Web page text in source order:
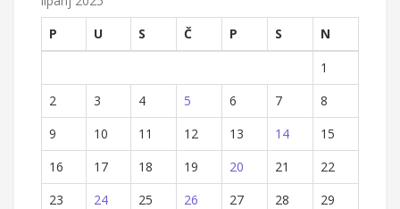
P
U S Č P S
N
1
2
3 4 5 6 7
8
9
10 11 12 13 14
15
16
17 18 19 20 21
22
23
24 25 26 27 28
29